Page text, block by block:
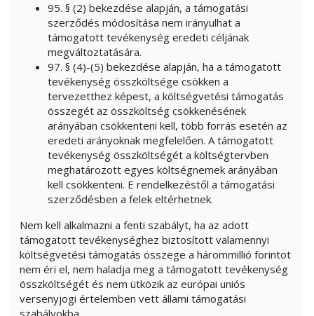
95. § (2) bekezdése alapján, a támogatási
szerződés módosítása nem irányulhat a
támogatott tevékenység eredeti céljának
megváltoztatására.
97. § (4)-(5) bekezdése alapján, ha a támogatott
tevékenység összköltsége csökken a
tervezetthez képest, a költségvetési támogatás
összegét az összköltség csökkenésének
arányában csökkenteni kell, több forrás esetén az
eredeti arányoknak megfelelően. A támogatott
tevékenység összköltségét a költségtervben
meghatározott egyes költségnemek arányában
kell csökkenteni. E rendelkezéstől a támogatási
szerződésben a felek eltérhetnek.
Nem kell alkalmazni a fenti szabályt, ha az adott
támogatott tevékenységhez biztosított valamennyi
költségvetési támogatás összege a hárommillió forintot
nem éri el, nem haladja meg a támogatott tevékenység
összköltségét és nem ütközik az európai uniós
versenyjogi értelemben vett állami támogatási
szabályokba.